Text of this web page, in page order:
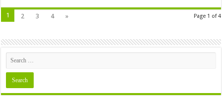
Page 1 of 4
1 2 3 4 »